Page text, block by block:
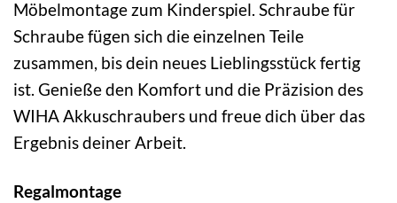
Möbelmontage zum Kinderspiel. Schraube für
Schraube fügen sich die einzelnen Teile
zusammen, bis dein neues Lieblingsstück fertig
ist. Genieße den Komfort und die Präzision des
WIHA Akkuschraubers und freue dich über das
Ergebnis deiner Arbeit.
Regalmontage